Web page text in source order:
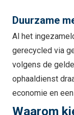
Duurzame
Al het
gerecycled via
volgens de
ophaaldienst
economie en
Waarom